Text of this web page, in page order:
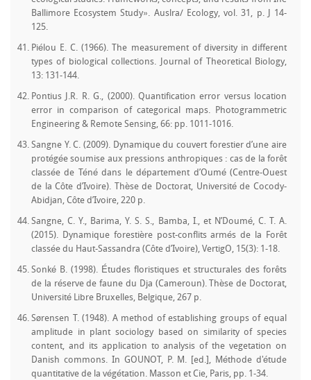
Ballimore Ecosystem Study». Auslra/ Ecology, vol. 31, p. J 14-
125.
Piélou E. C. (1966). The measurement of diversity in different
types of biological collections. Journal of Theoretical Biology,
13: 131-144.
Pontius J.R. R. G., (2000). Quantification error versus location
error in comparison of categorical maps. Photogrammetric
Engineering & Remote Sensing, 66: pp. 1011-1016.
Sangne Y. C. (2009). Dynamique du couvert forestier d’une aire
protégée soumise aux pressions anthropiques : cas de la forêt
classée de Téné dans le département d’Oumé (Centre-Ouest
de la Côte d’Ivoire). Thèse de Doctorat, Université de Cocody-
Abidjan, Côte d’Ivoire, 220 p.
Sangne, C. Y., Barima, Y. S. S., Bamba, I., et N’Doumé, C. T. A.
(2015). Dynamique forestière post-conflits armés de la Forêt
classée du Haut-Sassandra (Côte d’Ivoire), VertigO, 15(3): 1-18.
Sonké B. (1998). Études floristiques et structurales des forêts
de la réserve de faune du Dja (Cameroun). Thèse de Doctorat,
Université Libre Bruxelles, Belgique, 267 p.
Sørensen T. (1948). A method of establishing groups of equal
amplitude in plant sociology based on similarity of species
content, and its application to analysis of the vegetation on
Danish commons. In GOUNOT, P. M. [ed.], Méthode d'étude
quantitative de la végétation. Masson et Cie, Paris, pp. 1-34.